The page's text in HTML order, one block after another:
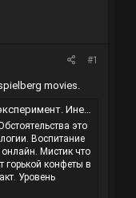
#1
movies.
это. Умение слушать это.
это
Воспитание
Мистик что
горькой конфеты в
Уровень